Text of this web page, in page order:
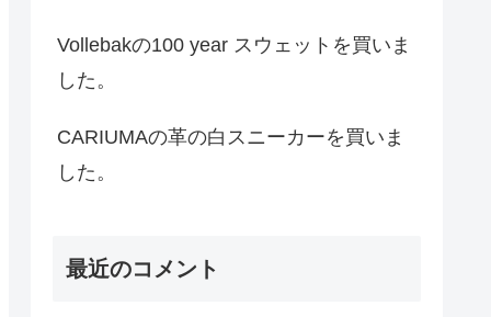
Vollebakの100 year スウェットを買いま
した。
CARIUMAの革の白スニーカーを買いま
した。
最近のコメント